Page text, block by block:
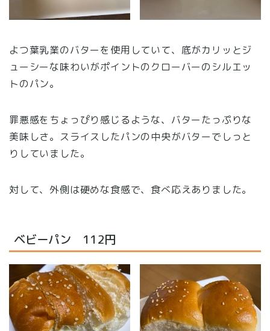
よつ葉乳業のバターを使用していて、底がカリッとジ
ューシーな味わいがポイントのクローバーのシルエッ
トのパン。
罪悪感をちょっぴり感じるような、バターたっぷりな
美味しさ。スライスしたパンの中央がバターでしっと
りしていました。
対して、外側は硬めな食感で、食べ応えありました。
ベビーパン 112円